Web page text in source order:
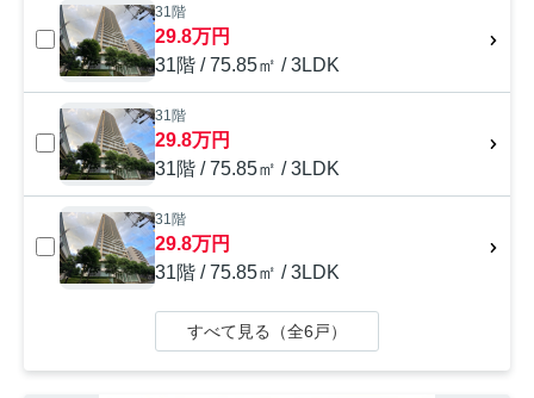
31階
29.8万円
31階 / 75.85㎡ / 3LDK
31階
29.8万円
31階 / 75.85㎡ / 3LDK
31階
29.8万円
31階 / 75.85㎡ / 3LDK
すべて見る（全6戸）